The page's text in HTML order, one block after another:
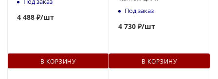
4 488 ₽/шт
В КОРЗИНУ
Под заказ
4 730 ₽/шт
В КОРЗИНУ